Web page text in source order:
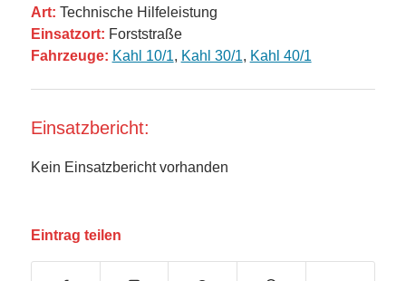
Art: Technische Hilfeleistung
Einsatzort: Forststraße
Fahrzeuge: Kahl 10/1, Kahl 30/1, Kahl 40/1
Einsatzbericht:
Kein Einsatzbericht vorhanden
Eintrag teilen